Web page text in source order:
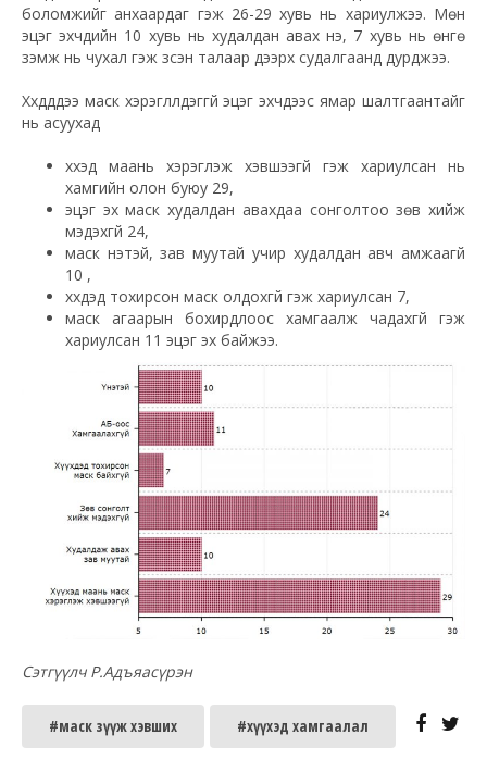
боломжийг анхаардаг гэж 26-29 хувь нь хариулжээ. Мөн
эцэг эхчүүдийн 10 хувь нь худалдан авах үнэ, 7 хувь нь өнгө
үзэмж нь чухал гэж үзсэн талаар дээрх судалгаанд дурджээ.
Хүүхдүүддээ маск хэрэглүүлдэггүй эцэг эхчүүдээс ямар шалтгаантайг
нь асуухад
хүүхэд маань хэрэглэж хэвшээгүй гэж хариулсан нь
хамгийн олон буюу 29,
эцэг эх маск худалдан авахдаа сонголтоо зөв хийж
мэдэхгүй 24,
маск үнэтэй, зав муутай учир худалдан авч амжаагүй
10 ,
хүүхдэд тохирсон маск олдохгүй гэж хариулсан 7,
маск агаарын бохирдлоос хамгаалж чадахгүй гэж
хариулсан 11 эцэг эх байжээ.
Сэтгүүлч Р.Адъяасүрэн
#маск зүүж хэвших #хүүхэд хамгаалал